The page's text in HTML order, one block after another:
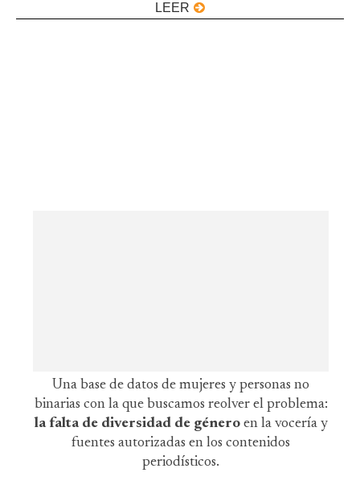
LEER
Una base de datos de mujeres y personas no
binarias con la que buscamos reolver el problema:
la falta de diversidad de género en la vocería y
fuentes autorizadas en los contenidos
periodísticos.